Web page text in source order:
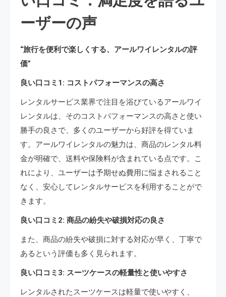
ーザーの声
“旅行を便利で楽しくする、アールワイレンタルの評
価”
良い口コミ1: コストパフォーマンスの高さ
レンタルサービス業界で注目を浴びているアールワイ
レンタルは、そのコストパフォーマンスの高さと使い
勝手の良さで、多くのユーザーから好評を得ていま
す。アールワイレンタルの魅力は、商品のレンタル料
金が明確で、送料や保険料が含まれている点です。こ
れにより、ユーザーは予期せぬ費用に悩まされること
なく、安心してレンタルサービスを利用することがで
きます。
良い口コミ2: 商品の紛失や破損対応の良さ
また、商品の紛失や破損に対する対応が早く、丁寧で
あるという評価も多く見られます。
良い口コミ3: スーツケースの軽量性と使いやすさ
レンタルされたスーツケースは軽量で使いやすく、